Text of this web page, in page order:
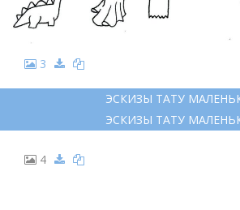
3
ЭСКИЗЫ ТАТУ
ЭСКИЗЫ ТАТУ
4